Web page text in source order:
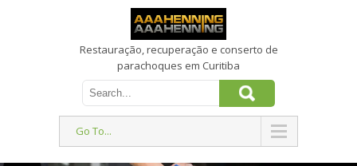
Restauração, recuperação e conserto de
parachoques em Curitiba
Go To...